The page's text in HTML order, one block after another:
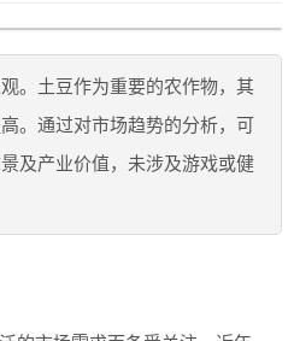
。土豆作为重要的农作物，其
。通过对市场趋势的分析，可
及产业价值，未涉及游戏或健